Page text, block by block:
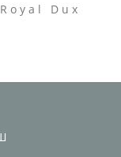
Dux